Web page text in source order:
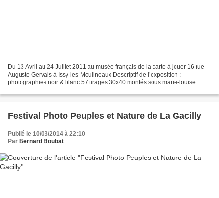
Du 13 Avril au 24 Juillet 2011 au musée français de la carte à jouer 16 rue
Auguste Gervais à Issy-les-Moulineaux Descriptif de l’exposition :
photographies noir & blanc 57 tirages 30x40 montés sous marie-louise
Festival Photo Peuples et Nature de La Gacilly
Publié le 10/03/2014 à 22:10
Par Bernard Boubat